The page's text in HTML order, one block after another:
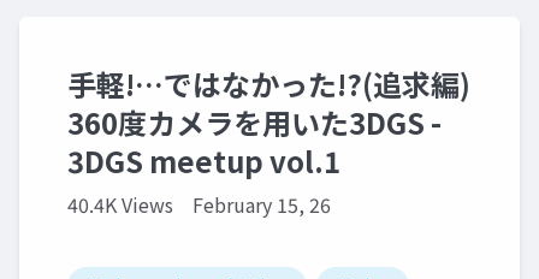
手軽!…ではなかった!?(追求編)
360度カメラを用いた3DGS -
3DGS meetup vol.1
40.4K Views February 15, 26